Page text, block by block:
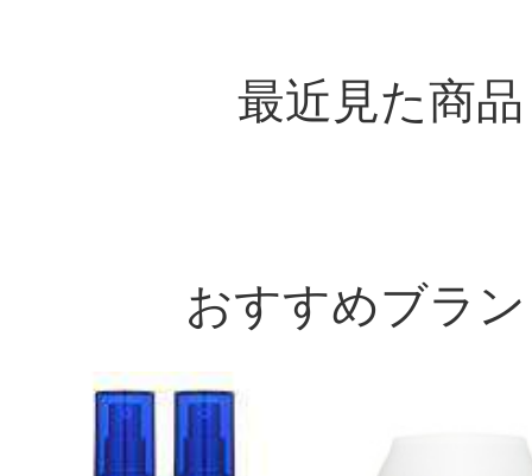
最近見た商品
おすすめブラ